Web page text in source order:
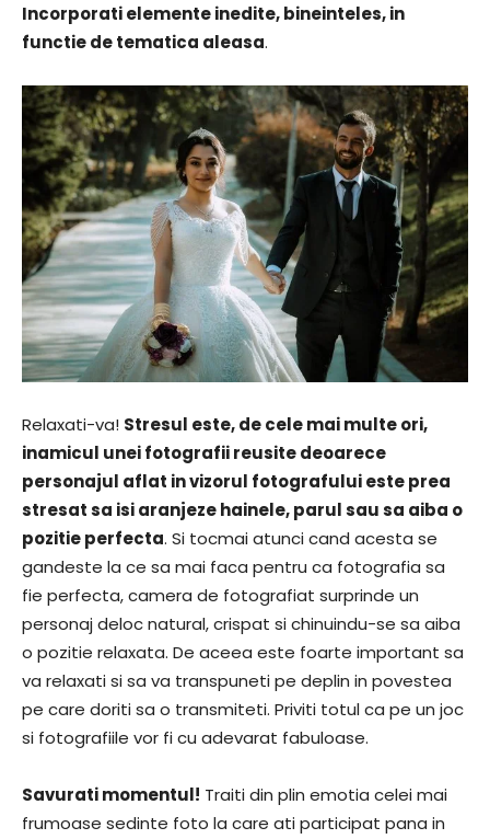
Incorporati elemente inedite, bineinteles, in
functie de tematica aleasa.
Relaxati-va! Stresul este, de cele mai multe ori,
inamicul unei fotografii reusite deoarece
personajul aflat in vizorul fotografului este prea
stresat sa isi aranjeze hainele, parul sau sa aiba o
pozitie perfecta. Si tocmai atunci cand acesta se
gandeste la ce sa mai faca pentru ca fotografia sa
fie perfecta, camera de fotografiat surprinde un
personaj deloc natural, crispat si chinuindu-se sa aiba
o pozitie relaxata. De aceea este foarte important sa
va relaxati si sa va transpuneti pe deplin in povestea
pe care doriti sa o transmiteti. Priviti totul ca pe un joc
si fotografiile vor fi cu adevarat fabuloase.
Savurati momentul! Traiti din plin emotia celei mai
frumoase sedinte foto la care ati participat pana in